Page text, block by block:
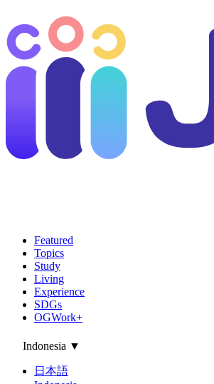
Featured
Topics
Study
Living
Experience
SDGs
OGWork+
Indonesia ▼
日本語